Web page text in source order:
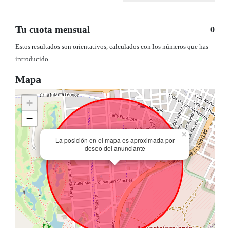
Tu cuota mensual 0
Estos resultados son orientativos, calculados con los números que has
introducido.
Mapa
La posición en el mapa es aproximada por
deseo del anunciante
×
+
−